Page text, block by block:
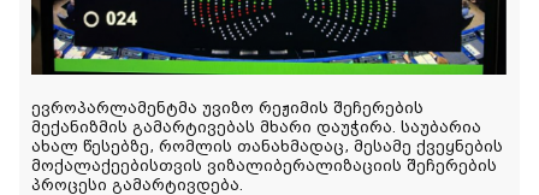
ევროპარლამენტმა უვიზო რეჟიმის შეჩერების
მექანიზმის გამარტივებას მხარი დაუჭირა. საუბარია
ახალ წესებზე, რომლის თანახმადაც, მესამე ქვეყნების
მოქალაქეებისთვის ვიზალიბერალიზაციის შეჩერების
პროცესი გამარტივდება.